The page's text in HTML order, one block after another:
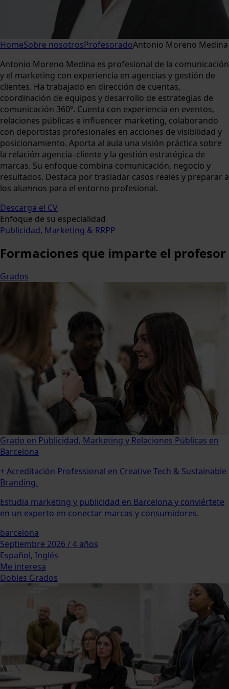
HomeSobre nosotrosProfesoradoAntonio Moreno Medina
Antonio Moreno Medina es profesional de la comunicación
y el marketing con experiencia en agencias y gestión de
clientes. Ha trabajado en dirección de cuentas,
coordinación de equipos y desarrollo de estrategias de
comunicación 360º. Cuenta con experiencia en eventos,
relaciones públicas e influencer marketing, colaborando
con deportistas profesionales en acciones de visibilidad y
posicionamiento. Aporta al aula una visión práctica sobre
la relación agencia–cliente y la gestión estratégica de
marcas. Su enfoque combina comunicación, negocio y
resultados. Destaca por trasladar casos reales y preparar a
los alumnos para el entorno profesional.
Descarga el CV
Enfoque de su especialidad
Publicidad, Marketing & RRPP
Formaciones que imparte el profesor
Grados
Grado en Publicidad, Marketing y Relaciones Públicas en
Barcelona
+ Acreditación Professional en Creative Tech & Sustainable
Branding.
Estudia marketing y publicidad en Barcelona y conviértete
en un experto en conectar marcas y consumidores.
barcelona
Septiembre 2026 / 4 años
Español, Inglés
Me interesa
Dobles Grados